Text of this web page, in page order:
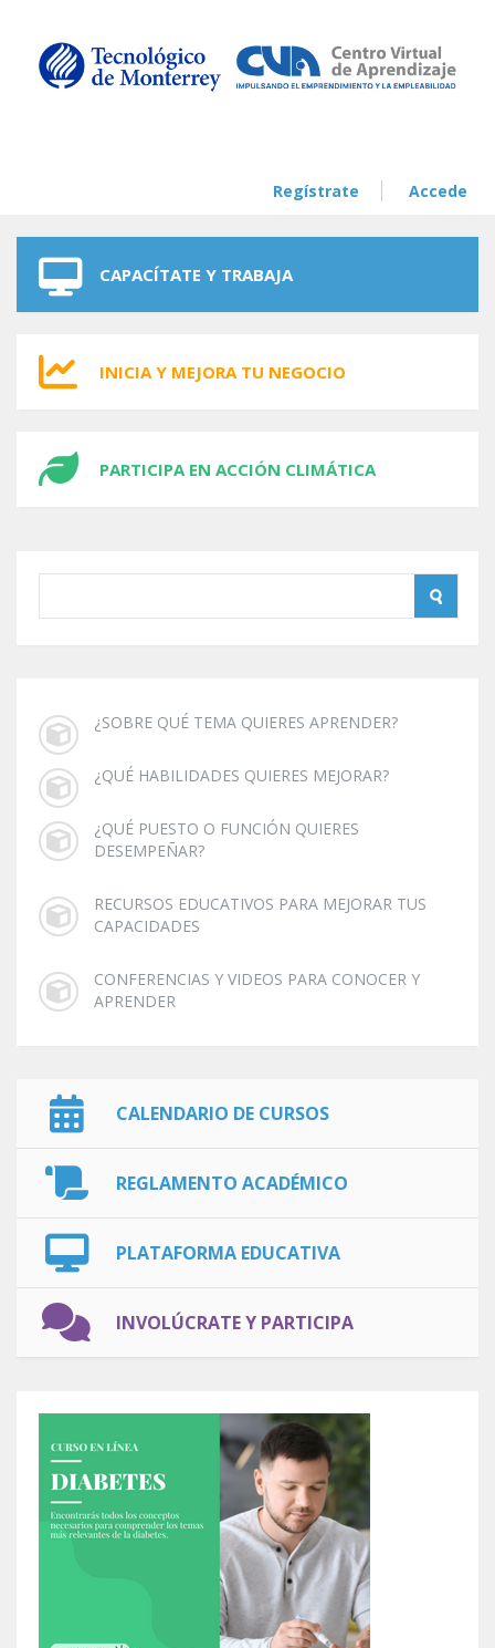
Regístrate Accede
CAPACÍTATE Y TRABAJA
INICIA Y MEJORA TU NEGOCIO
PARTICIPA EN ACCIÓN CLIMÁTICA
¿SOBRE QUÉ TEMA QUIERES APRENDER?
¿QUÉ HABILIDADES QUIERES MEJORAR?
¿QUÉ PUESTO O FUNCIÓN QUIERES
DESEMPEÑAR?
RECURSOS EDUCATIVOS PARA MEJORAR TUS
CAPACIDADES
CONFERENCIAS Y VIDEOS PARA CONOCER Y
APRENDER
CALENDARIO DE CURSOS
REGLAMENTO ACADÉMICO
PLATAFORMA EDUCATIVA
INVOLÚCRATE Y PARTICIPA